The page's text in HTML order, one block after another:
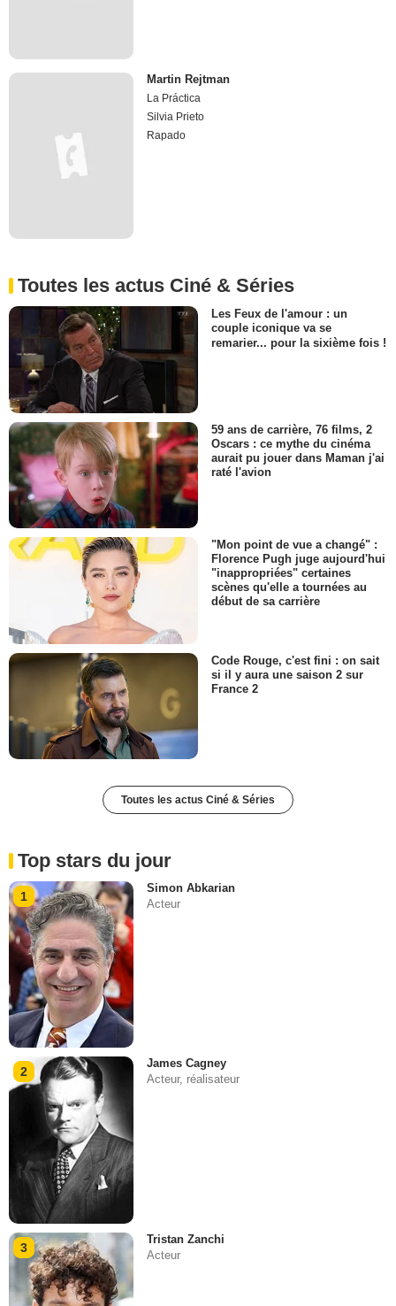
Martin Rejtman
La Práctica
Silvia Prieto
Rapado
Toutes les actus Ciné & Séries
Les Feux de l'amour : un
couple iconique va se
remarier... pour la sixième fois !
59 ans de carrière, 76 films, 2
Oscars : ce mythe du cinéma
aurait pu jouer dans Maman j'ai
raté l'avion
"Mon point de vue a changé" :
Florence Pugh juge aujourd'hui
"inappropriées" certaines
scènes qu'elle a tournées au
début de sa carrière
Code Rouge, c'est fini : on sait
si il y aura une saison 2 sur
France 2
Toutes les actus Ciné & Séries
Top stars du jour
1
Simon Abkarian
Acteur
2
James Cagney
Acteur, réalisateur
3
Tristan Zanchi
Acteur